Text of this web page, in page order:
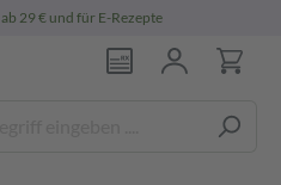
ab 29 € und für E-Rezepte